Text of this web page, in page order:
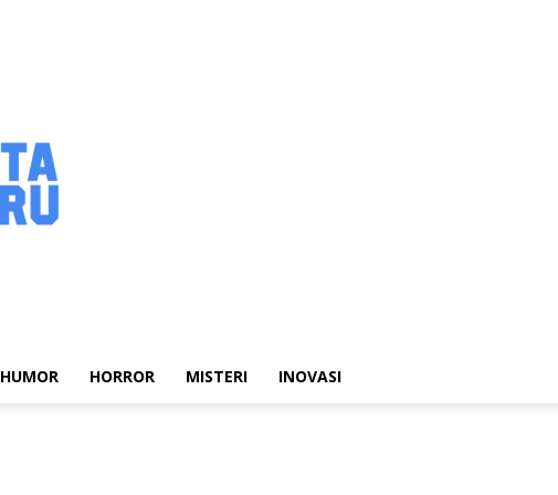
HUMOR HORROR MISTERI INOVASI